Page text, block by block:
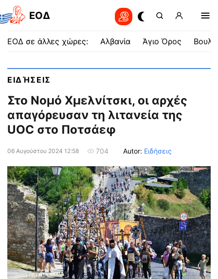
EOΔ
ΕΟΔ σε άλλες χώρες: Αλβανία Άγιο Όρος
ΕΙΔΉΣΕΙΣ
Στο Νομό Χμελνίτσκι, οι αρχές
απαγόρευσαν τη λιτανεία της
UOC στο Ποτσάεφ
06 Αυγούστου 2024 12:58 704 Autor: Ειδήσεις